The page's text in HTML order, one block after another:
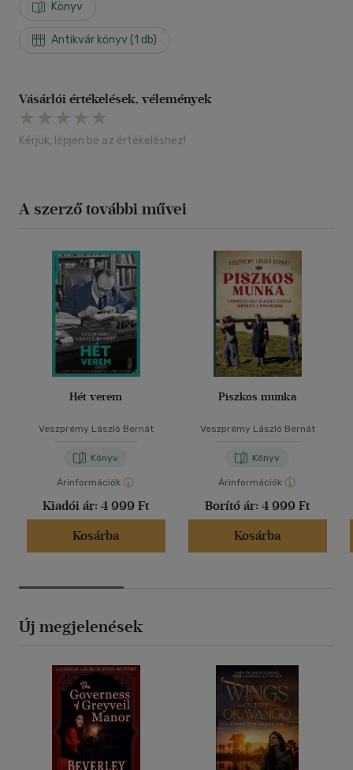
Könyv
Antikvár könyv (1 db)
Vásárlói értékelések, vélemények
Kérjük, lépjen be az értékeléshez!
A szerző további művei
Hét verem
Veszprémy László Bernát
Könyv
Árinformációk
Kiadói ár: 4 999 Ft
Kosárba
Piszkos munka
Veszprémy László Bernát
Könyv
Árinformációk
Borító ár: 4 999 Ft
Kosárba
Új megjelenések